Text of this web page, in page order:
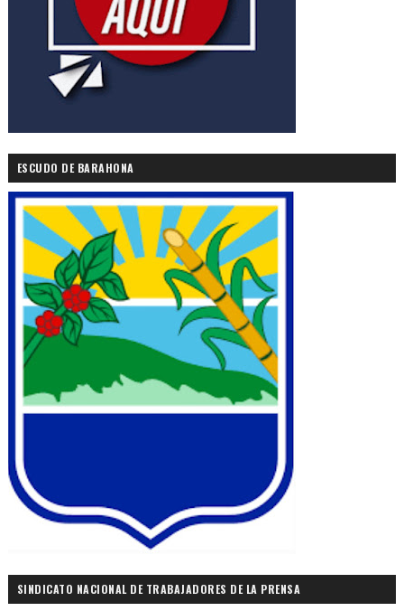
ESCUDO DE BARAHONA
SINDICATO NACIONAL DE TRABAJADORES DE LA PRENSA